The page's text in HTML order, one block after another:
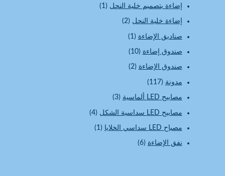
إضاءة بتصميم خلية النحل (1)
إضاءة خلية النحل (2)
صناديق الإضاءة(1)
صندوق إضاءة(10)
صندوق الإضاءة(2)
مدونة(117)
مصابيح LED ألماسية (3)
مصابيح LED سداسية الشكل (4)
مصباح LED سداسي الخلايا (1)
نفق الإضاءة(6)